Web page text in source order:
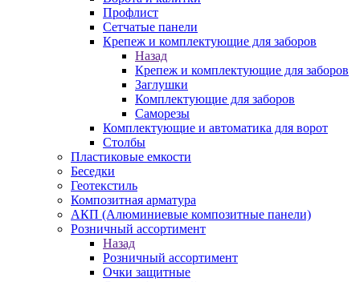
Профлист
Сетчатые панели
Крепеж и комплектующие для заборов
Назад
Крепеж и комплектующие для заборов
Заглушки
Комплектующие для заборов
Саморезы
Комплектующие и автоматика для ворот
Столбы
Пластиковые емкости
Беседки
Геотекстиль
Композитная арматура
АКП (Алюминиевые композитные панели)
Розничный ассортимент
Назад
Розничный ассортимент
Очки защитные